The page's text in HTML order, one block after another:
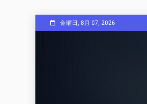
to
金曜日, 8月 07, 2026